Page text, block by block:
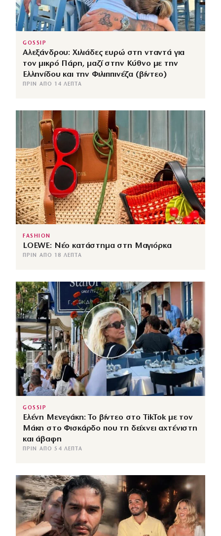
GOSSIP
Αλεξάνδρου: Χιλιάδες ευρώ στη νταντά για
τον μικρό Πάρη, μαζί στην Κύθνο με την
Ελληνίδου και την Φιλιππινέζα (βίντεο)
ΠΡΙΝ ΑΠΌ 14 ΛΕΠΤΆ
FASHION
LOEWE: Νέο κατάστημα στη Μαγιόρκα
ΠΡΙΝ ΑΠΌ 18 ΛΕΠΤΆ
GOSSIP
Ελένη Μενεγάκη: Το βίντεο στο TikTok με τον
Μάκη στο Φισκάρδο που τη δείχνει αχτένιστη
και άβαφη
ΠΡΙΝ ΑΠΌ 54 ΛΕΠΤΆ